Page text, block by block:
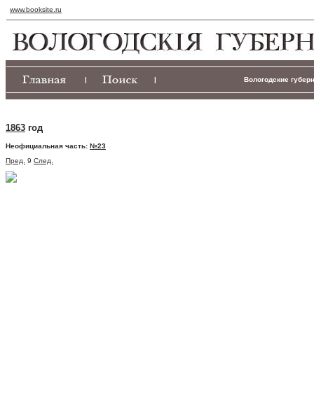
www.booksite.ru
| | Вологодские
1863 год
Неофициальная часть: №23
Пред.
9 След.